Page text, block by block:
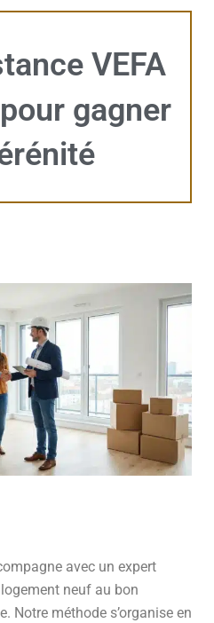
VEFA
gagner
avec un expert
neuf au bon
Notre méthode s’organise en